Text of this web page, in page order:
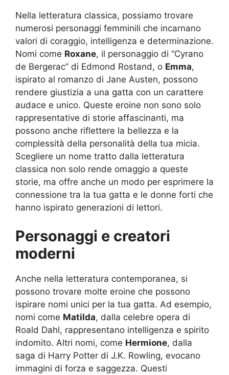
Nella letteratura classica, possiamo trovare
numerosi personaggi femminili che incarnano
valori di coraggio, intelligenza e determinazione.
Nomi come Roxane, il personaggio di “Cyrano
de Bergerac” di Edmond Rostand, o Emma,
ispirato al romanzo di Jane Austen, possono
rendere giustizia a una gatta con un carattere
audace e unico. Queste eroine non sono solo
rappresentative di storie affascinanti, ma
possono anche riflettere la bellezza e la
complessità della personalità della tua micia.
Scegliere un nome tratto dalla letteratura
classica non solo rende omaggio a queste
storie, ma offre anche un modo per esprimere la
connessione tra la tua gatta e le donne forti che
hanno ispirato generazioni di lettori.
Personaggi e creatori
moderni
Anche nella letteratura contemporanea, si
possono trovare molte eroine che possono
ispirare nomi unici per la tua gatta. Ad esempio,
nomi come Matilda, dalla celebre opera di
Roald Dahl, rappresentano intelligenza e spirito
indomito. Altri nomi, come Hermione, dalla
saga di Harry Potter di J.K. Rowling, evocano
immagini di forza e saggezza. Questi